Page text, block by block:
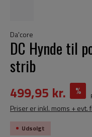
Da'core
DC Hynde til
strib
499,95 kr. %
Priser er inkl. moms + evt.
Udsolgt